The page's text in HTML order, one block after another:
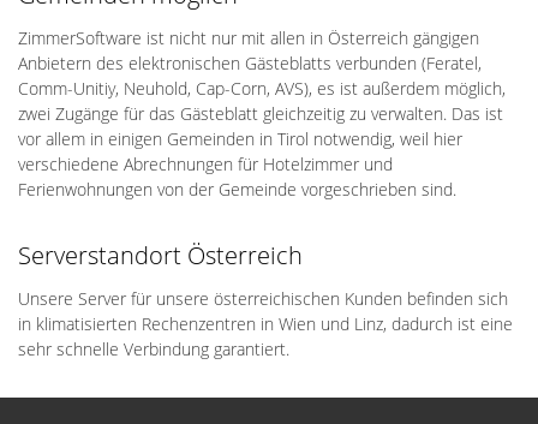
ZimmerSoftware ist nicht nur mit allen in Österreich gängigen
Anbietern des elektronischen Gästeblatts verbunden (Feratel,
Comm-Unitiy, Neuhold, Cap-Corn, AVS), es ist außerdem möglich,
zwei Zugänge für das Gästeblatt gleichzeitig zu verwalten. Das ist
vor allem in einigen Gemeinden in Tirol notwendig, weil hier
verschiedene Abrechnungen für Hotelzimmer und
Ferienwohnungen von der Gemeinde vorgeschrieben sind.
Serverstandort Österreich
Unsere Server für unsere österreichischen Kunden befinden sich
in klimatisierten Rechenzentren in Wien und Linz, dadurch ist eine
sehr schnelle Verbindung garantiert.